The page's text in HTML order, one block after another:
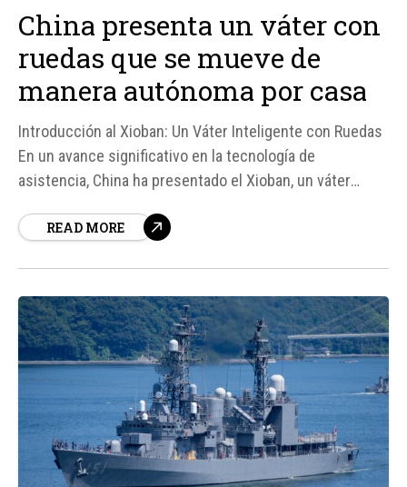
China presenta un váter con
ruedas que se mueve de
manera autónoma por casa
Introducción al Xioban: Un Váter Inteligente con Ruedas
En un avance significativo en la tecnología de
asistencia, China ha presentado el Xioban, un váter
autónoma por una casa o centro de cuidados. Este
READ MORE